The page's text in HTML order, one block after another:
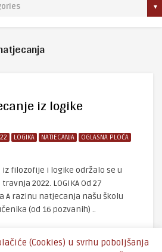
iz logike
LOGIKA NATJECANJA
OGLASNA PLOČA
filozofije i logike održalo se u
2022. LOGIKA Od 27
A razinu natjecanja našu školu
(od 16 pozvanih) ..
(Cookies) u svrhu poboljšanja